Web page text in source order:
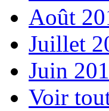
Août
Juillet
Juin
Voir